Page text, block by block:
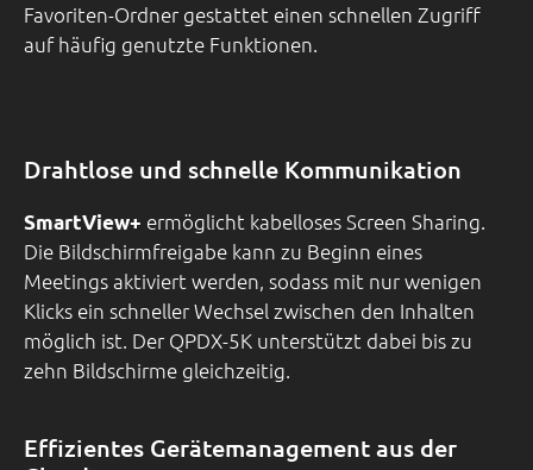
Favoriten-Ordner gestattet einen schnellen Zugriff
auf häufig genutzte Funktionen.
Drahtlose und schnelle Kommunikation
SmartView+ ermöglicht kabelloses Screen Sharing.
Die Bildschirmfreigabe kann zu Beginn eines
Meetings aktiviert werden, sodass mit nur wenigen
Klicks ein schneller Wechsel zwischen den Inhalten
möglich ist. Der QPDX-5K unterstützt dabei bis zu
zehn Bildschirme gleichzeitig.
Effizientes Gerätemanagement aus der